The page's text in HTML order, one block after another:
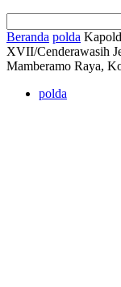
Beranda polda
XVII/Cenderawasih
Mamberamo Raya,
polda